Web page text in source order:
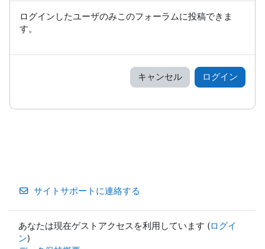
ログインしたユーザのみこのフォーラムに投稿できま
す。
キャンセル ログイン
サイトサポートに連絡する
あなたは現在ゲストアクセスを利用しています (ログイ
ン)